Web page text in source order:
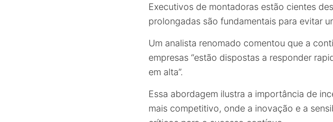
Executivos de montadoras estão cientes
prolongadas são fundamentais para evitar
Um analista renomado comentou que a
empresas “estão dispostas a responder
em alta”.
Essa abordagem ilustra a importância de
mais competitivo, onde a inovação e a